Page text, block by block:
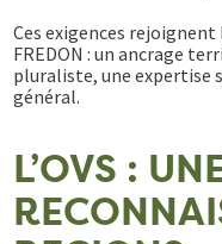
Ces exigences
FREDON : un ancrage
pluraliste, une expertise
général.
L’OVS :